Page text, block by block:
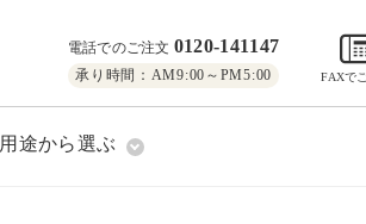
電話でのご注文 0120-141147
承り時間：AM9:00～PM5:00 FAXで
用途から選ぶ